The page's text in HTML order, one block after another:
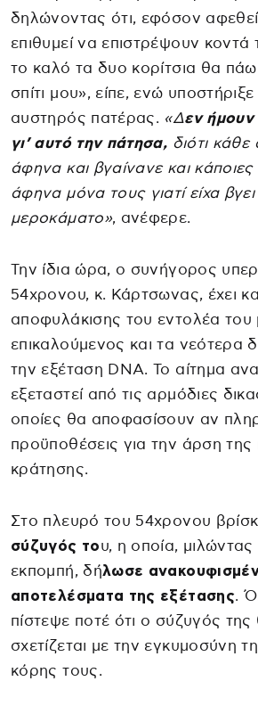
δηλώνοντας ότι, εφόσον
επιθυμεί να επιστρέψουν
το καλό τα δυο κορίτσια θα
σπίτι μου», είπε, ενώ
αυστηρός πατέρας. «Δεν
γι’ αυτό την πάτησα, διότι
άφηνα και βγαίνανε και
άφηνα μόνα τους γιατί είχα
μεροκάματο», ανέφερε.
Την ίδια ώρα, ο συνήγορος
54χρονου, κ. Κάρτσωνας, έχει
αποφυλάκισης του εντολέα του
επικαλούμενος και τα νεότερα
την εξέταση DNA. Το αίτημα
εξεταστεί από τις αρμόδιες
οποίες θα αποφασίσουν αν
προϋποθέσεις για την άρση
κράτησης.
Στο πλευρό του 54χρονου
σύζυγός του, η οποία, μιλώντας
εκπομπή, δήλωσε
αποτελέσματα της εξέτασης.
πίστεψε ποτέ ότι ο σύζυγός
σχετίζεται με την εγκυμοσύνη
κόρης τους.